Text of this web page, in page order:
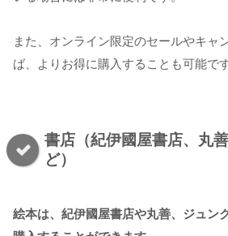
また、オンライン限定のセールやキャ
ば、よりお得に購入することも可能です
書店（紀伊國屋書店、丸
ど）
絵本は、紀伊國屋書店や丸善、ジュン